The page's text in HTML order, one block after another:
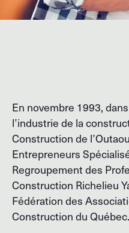
En novembre 1993,
l’industrie de la
Construction de
Entrepreneurs
Regroupement des
Construction Richelieu
Fédération des
Construction du Québec.